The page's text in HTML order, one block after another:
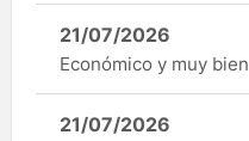
21/07/2026
Económico y muy bien
21/07/2026